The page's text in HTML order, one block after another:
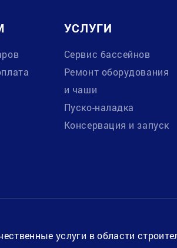
УСЛУГИ
Сервис бассейнов
Ремонт оборудования
и чаши
Пуско-наладка
Консервация и запуск
услуги в области